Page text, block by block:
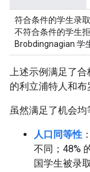
符合条件的学生录
不符合条件的学生
Brobdingnagian 学
上述示例满足了
的利立浦特人和布
虽然满足了机会均
人口同等性
不同；48%
国学生被录取